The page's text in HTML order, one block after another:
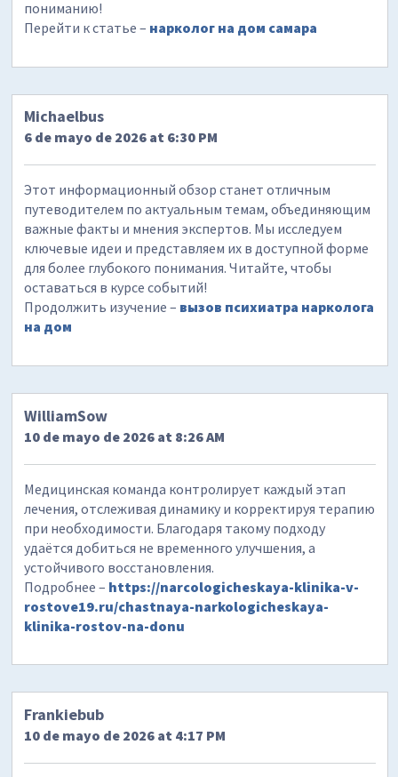
пониманию!
Перейти к статье – нарколог на дом самара
Michaelbus
6 de mayo de 2026 at 6:30 PM
Этот информационный обзор станет отличным
путеводителем по актуальным темам, объединяющим
важные факты и мнения экспертов. Мы исследуем
ключевые идеи и представляем их в доступной форме
для более глубокого понимания. Читайте, чтобы
оставаться в курсе событий!
Продолжить изучение – вызов психиатра нарколога
на дом
WilliamSow
10 de mayo de 2026 at 8:26 AM
Медицинская команда контролирует каждый этап
лечения, отслеживая динамику и корректируя терапию
при необходимости. Благодаря такому подходу
удаётся добиться не временного улучшения, а
устойчивого восстановления.
Подробнее – https://narcologicheskaya-klinika-v-
rostove19.ru/chastnaya-narkologicheskaya-
klinika-rostov-na-donu
Frankiebub
10 de mayo de 2026 at 4:17 PM